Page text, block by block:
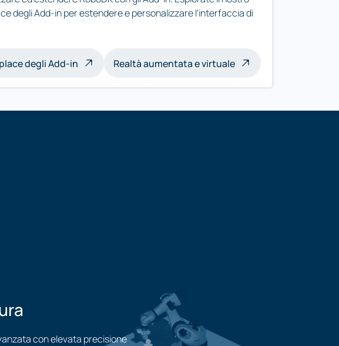
degli Add-in per estendere e personalizzare l'interfaccia di
degli Add-in Realtà aumentata e virtuale
con elevata precisione